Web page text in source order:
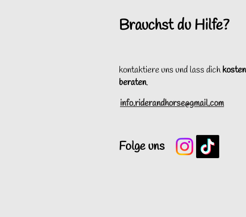
Brauchst du Hilfe?
kontaktiere uns und lass dich
beraten.
info.riderandhorse@gmail.com
Folge uns